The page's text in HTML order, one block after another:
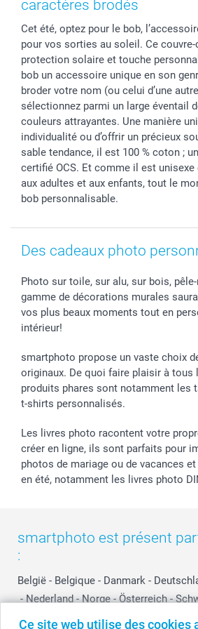
Ce site web utilise des cookies
Chèque Cadeau
Investor Relations
B2B smartbusiness
Droit de rétractation
Mariage
Fête d'anniversaire
Collection naissance
Tous les évènements
Modes de Paiement
Identifiez-vous
Plan du site
Statut de ma commande
smarfriends
smartgarantie
smartbonus
caractères brodés
Cet été, optez pour le bob,
pour vos sorties au soleil. Ce
protection solaire et touche
bob un accessoire unique en son
broder votre nom (ou celui d’une
sélectionnez parmi un large éventail
couleurs attrayantes. Une manière
individualité ou d’offrir un précieux
sable tendance, il est 100 % coton ;
certifié OCS. Et comme il est
aux adultes et aux enfants, tout le
bob personnalisable.
Des cadeaux photo
Photo sur toile, sur alu, sur bois,
gamme de décorations murales
vos plus beaux moments tout en
intérieur!
smartphoto propose un vaste choix
originaux. De quoi faire plaisir à tous
produits phares sont notamment les
t-shirts personnalisés.
Les livres photo racontent votre
créer en ligne, ils sont parfaits pour
photos de mariage ou de vacances
en été, notamment les livres photo
smartphoto est présent
:
België - Belgique - Danmark -
- Nederland - Norge - Österreich -
Switzerland
Suomi Sverige United